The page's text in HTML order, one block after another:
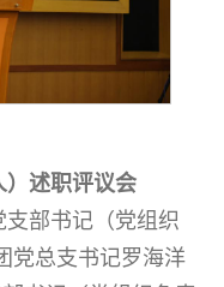
）述职评议会
支部书记（党组织
党总支书记罗海洋